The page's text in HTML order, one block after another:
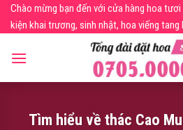
SkipChào mừng bạn đến với cửa hàng hoa
kiện khai trương, sinh nhật, hoa viếng tang
Tìm hiểu về thác Cao